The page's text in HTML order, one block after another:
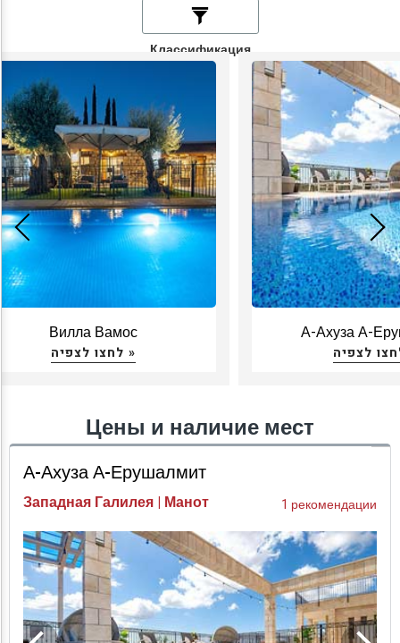
Классификация
Вилла Вамос
לחצו לצפיה »
А-Ахуза А-
Цены и наличие мест
А-Ахуза А-Ерушалмит
Западная Галилея | Манот 1 рекомендации